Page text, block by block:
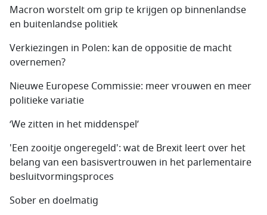
Macron worstelt om grip te krijgen op binnenlandse
en buitenlandse politiek
Verkiezingen in Polen: kan de oppositie de macht
overnemen?
Nieuwe Europese Commissie: meer vrouwen en meer
politieke variatie
‘We zitten in het middenspel’
'Een zooitje ongeregeld': wat de Brexit leert over het
belang van een basisvertrouwen in het parlementaire
besluitvormingsproces
Sober en doelmatig